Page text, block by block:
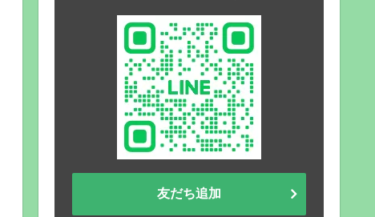
友だち追加